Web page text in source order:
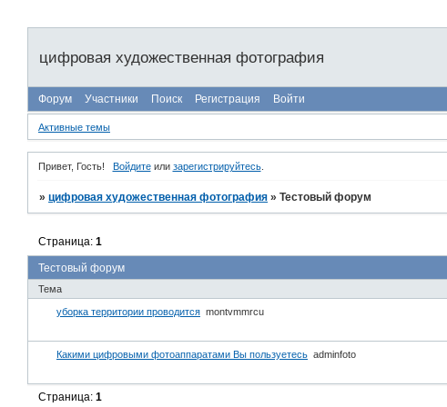
цифровая художественная фотография
Форум Участники Поиск Регистрация Войти
Активные темы
Привет, Гость! Войдитеили зарегистрируйтесь.
»цифровая художественная фотография »Тестовый форум
Тестовый форум
Страница:1
Тема
уборка территории проводится montvmmrcu
Какими цифровыми фотоаппаратами Вы пользуетесь adminfoto
Страница:1